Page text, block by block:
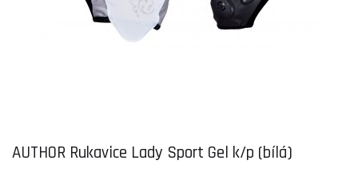
AUTHOR Rukavice Lady Sport Gel k/p (bílá)